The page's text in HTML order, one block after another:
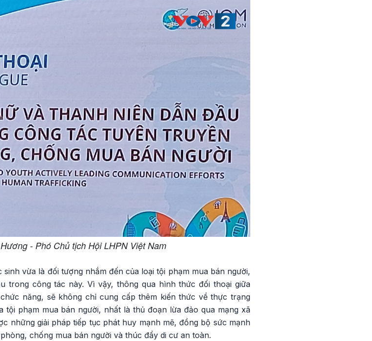
- Phó Chủ tịch Hội LHPN Việt Nam
vừa là đối tượng nhắm đến của loại tội phạm mua bán người,
trong công tác này. Vì vậy, thông qua hình thức đối thoại giữa
năng, sẽ không chỉ cung cấp thêm kiến thức về thực trạng
phạm mua bán người, nhất là thủ đoạn lừa đảo qua mạng xã
những giải pháp tiếp tục phát huy mạnh mẽ, đồng bộ sức mạnh
chống mua bán người và thúc đẩy di cư an toàn.